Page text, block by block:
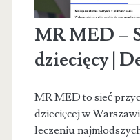
MR MED –
dziecięcy |
MR MED to sieć
dziecięcej w
leczeniu